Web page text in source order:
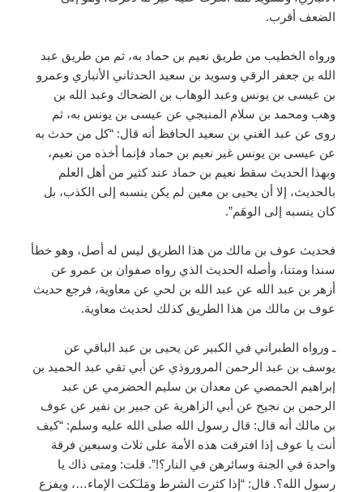
الضعف أقرب.
ورواه الخطيب من طريق نعيم بن حماد به، ثم من طريق عبد
الله بن جعفر الرقي وسويد بن سعيد الحدثاني الأنباري وعمرو
بن عيسى بن يونس وعبد الوهاب بن الضحاك وعبد الله بن
وهب ومحمد بن سلام المنبجي عن عيسى بن يونس به، ثم
روى عن عبد الغني بن سعيد الحافظ أنه قال: “كل من حدث به
عن عيسى بن يونس غير نعيم بن حماد فإنما أخذه من نعيم،
وبهذا الحديث سقط نعيم بن حماد عند كثير من أهل العلم
بالحديث، إلا أن يحيى بن معين لم يكن ينسبه إلى الكذب، بل
كان ينسبه إلى الوهَم”.
فحديث عوف بن مالك من هذا الطريق ليس له أصل، وهو خطأ
سندا ومتنا، وأصله الحديث الذي رواه صفوان بن عمرو عن
أزهر بن عبد الله عن عبد الله بن لحي عن معاوية، فرجع حديث
عوف بن مالك من هذا الطريق كذلك لحديث معاوية.
ـ ورواه الطبراني في الكبير عن يحيى بن عبد الباقي عن
يوسف بن عبد الرحمن المروروذي عن أبي تقي عبد الحميد بن
إبراهيم الحمصي عن معدان بن سليم الحضرمي عن عبد
الرحمن بن نجيح عن أبي الزاهرية عن جبير بن نفير عن عوف
بن مالك أنه قال: قال رسول الله صلى الله عليه وسلم: “كيف
أنت يا عوف إذا افترقت هذه الأمة على ثلاث وسبعين فرقة
واحدة في الجنة وسائرهن في النار؟!”. قلت: ومتى ذاك يا
رسول الله؟. قال: “إذا كثرت الشرط ومَلـَكت الإماء…، ويفزع